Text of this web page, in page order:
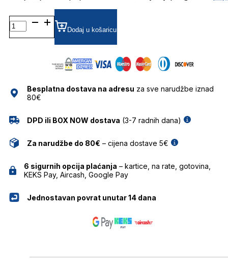
CL40324U
53A
5220
Dodaj u košaricu
Besplatna dostava na adresu za sve narudžbe iznad
80€
DPD ili BOX NOW dostava (3-7 radnih dana)
Za narudžbe do 80€ – cijena dostave 5€
6 sigurnih opcija plaćanja – kartice, na rate, gotovina,
KEKS Pay, Aircash, Google Pay
Jednostavan povrat unutar 14 dana